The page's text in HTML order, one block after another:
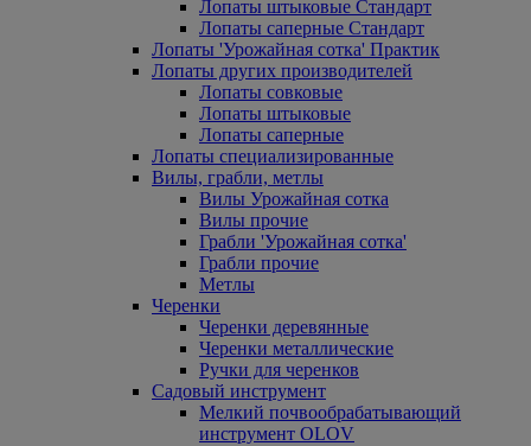
Лопаты штыковые Стандарт
Лопаты саперные Стандарт
Лопаты 'Урожайная сотка' Практик
Лопаты других производителей
Лопаты совковые
Лопаты штыковые
Лопаты саперные
Лопаты специализированные
Вилы, грабли, метлы
Вилы Урожайная сотка
Вилы прочие
Грабли 'Урожайная сотка'
Грабли прочие
Метлы
Черенки
Черенки деревянные
Черенки металлические
Ручки для черенков
Садовый инструмент
Мелкий почвообрабатывающий
инструмент OLOV